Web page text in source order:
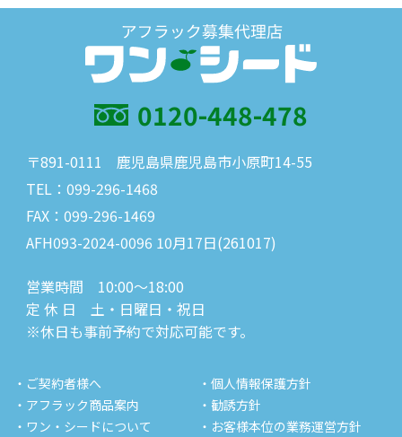
0120-448-478
〒891-0111 鹿児島県鹿児島市小原町14-55
TEL：099-296-1468
FAX：099-296-1469
AFH093-2024-0096 10月17日(261017)
営業時間 10:00～18:00
定 休 日 土・日曜日・祝日
※休日も事前予約で対応可能です。
・ご契約者様へ
・アフラック商品案内
・ワン・シードについて
・個人情報保護方針
・勧誘方針
・お客様本位の業務運営方針